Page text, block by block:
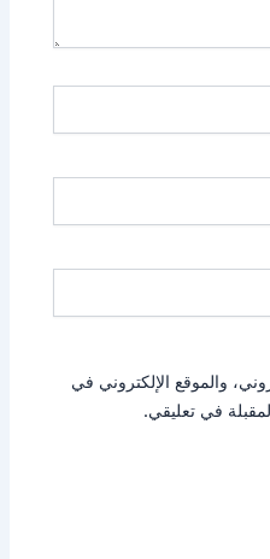
والموقع الإلكتروني في
في تعليقي.